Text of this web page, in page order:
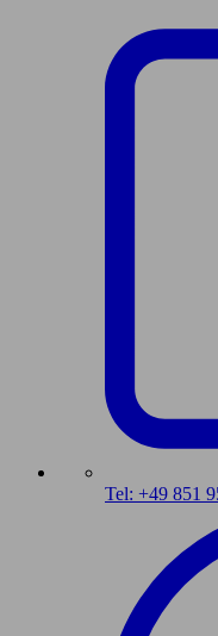
Tel: +49 851